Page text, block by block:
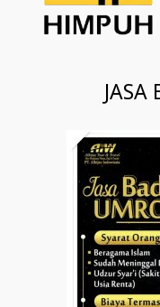
JASA